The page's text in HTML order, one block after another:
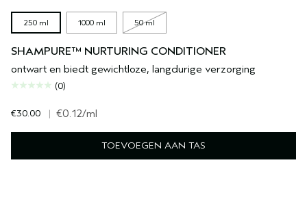
250 ml 1000 ml 50 ml
SHAMPURE™ NURTURING CONDITIONER
ontwart en biedt gewichtloze, langdurige verzorging
(0)
€30.00 | €0.12/ml
TOEVOEGEN AAN TAS